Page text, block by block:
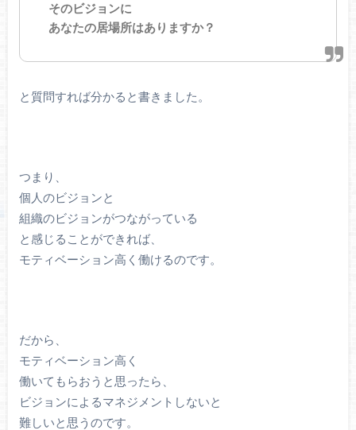
そのビジョンに
あなたの居場所はありますか？
と質問すれば分かると書きました。
つまり、
個人のビジョンと
組織のビジョンがつながっている
と感じることができれば、
モティベーション高く働けるのです。
だから、
モティベーション高く
働いてもらおうと思ったら、
ビジョンによるマネジメントしないと
難しいと思うのです。